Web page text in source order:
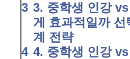
3. 중학생 인강
게 효과적일까
계 전략
4. 중학생 인강